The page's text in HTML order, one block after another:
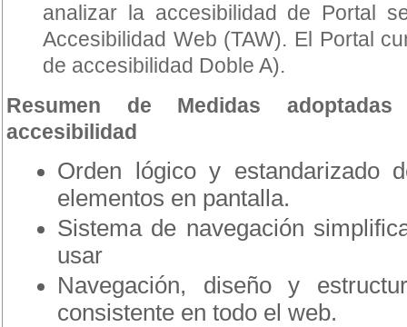
analizar la accesibilidad de Portal
Accesibilidad Web (TAW). El Portal
de accesibilidad Doble A).
Resumen de Medidas
accesibilidad
Orden lógico y estandarizado
elementos en pantalla.
Sistema de navegación
usar
Navegación, diseño y
consistente en todo el web.